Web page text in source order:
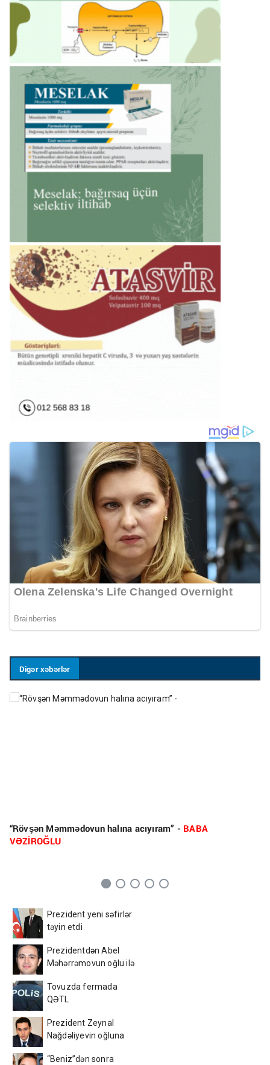
Digər xəbərlər
“Rövşən Məmmədovun halına acıyıram” - BABA
VƏZİROĞLU
Prezident yeni səfirlər
təyin etdi
Prezidentdən Abel
Məhərrəmovun oğlu ilə
Tovuzda fermada
QƏTL
Prezident Zeynal
Nağdəliyevin oğluna
“Beniz”dən sonra